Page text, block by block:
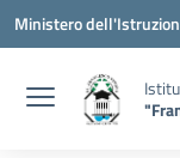
Vai ai contenuti
Vai al menu di
Vai al footer
Ministero